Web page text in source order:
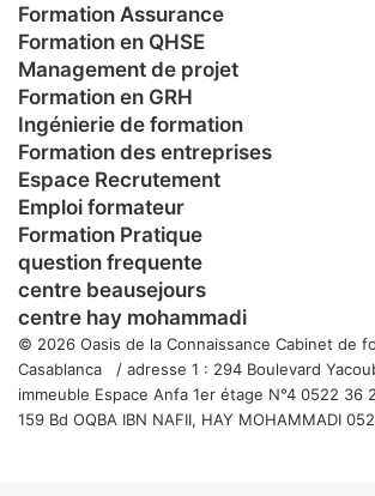
Formation Assurance
Formation en QHSE
Management de projet
Formation en GRH
Ingénierie de formation
Formation des entreprises
Espace Recrutement
Emploi formateur
Formation Pratique
question frequente
centre beausejours
centre hay mohammadi
© 2026 Oasis de la Connaissance Cabinet de
Casablanca / adresse 1 : 294 Boulevard
immeuble Espace Anfa 1er étage N°4 0522 36
159 Bd OQBA IBN NAFII, HAY MOHAMMADI